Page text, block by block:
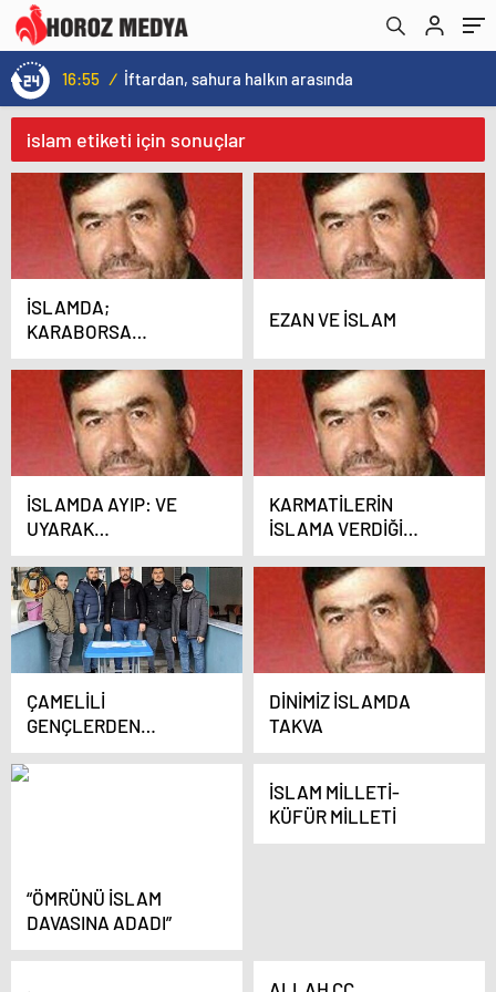
16:55 / İftardan, sahura halkın arasında
islam etiketi için sonuçlar
İSLAMDA;
KARABORSA
(İHTİKAR) HARAMDIR.
KAZANCI DA
HARAMDIR..
EZAN VE İSLAM
İSLAMDA AYIP: VE
UYARAK
KAZANDIRDIKLARI,
KAYBETTİRDİKLERİ…
KARMATİLERİN
İSLAMA VERDİĞİ
ZARARLAR
ÇAMELİLİ
GENÇLERDEN
‘UYUŞTURUCU VE
ALKOLE HAYIR’
DİNİMİZ İSLAMDA
TAKVA
“ÖMRÜNÜ İSLAM
DAVASINA ADADI”
İSLAM MİLLETİ-
KÜFÜR MİLLETİ